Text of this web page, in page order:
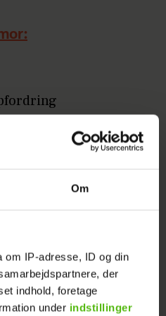
Om
om IP-adresse, ID og din
der
indhold, foretage
under indstillinger
dans"